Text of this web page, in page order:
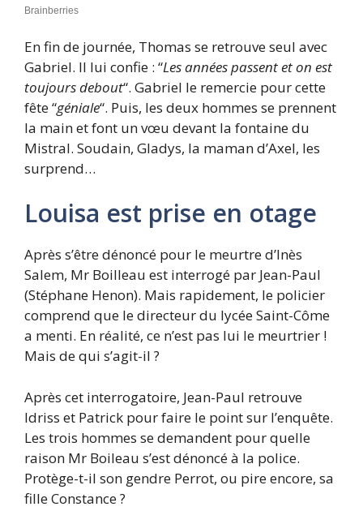
En fin de journée, Thomas se retrouve seul avec
Gabriel. Il lui confie : “Les années passent et on est
toujours debout“. Gabriel le remercie pour cette
fête “géniale“. Puis, les deux hommes se prennent
la main et font un vœu devant la fontaine du
Mistral. Soudain, Gladys, la maman d’Axel, les
surprend…
Louisa est prise en otage
Après s’être dénoncé pour le meurtre d’Inès
Salem, Mr Boilleau est interrogé par Jean-Paul
(Stéphane Henon). Mais rapidement, le policier
comprend que le directeur du lycée Saint-Côme
a menti. En réalité, ce n’est pas lui le meurtrier !
Mais de qui s’agit-il ?
Après cet interrogatoire, Jean-Paul retrouve
Idriss et Patrick pour faire le point sur l’enquête.
Les trois hommes se demandent pour quelle
raison Mr Boileau s’est dénoncé à la police.
Protège-t-il son gendre Perrot, ou pire encore, sa
fille Constance ?